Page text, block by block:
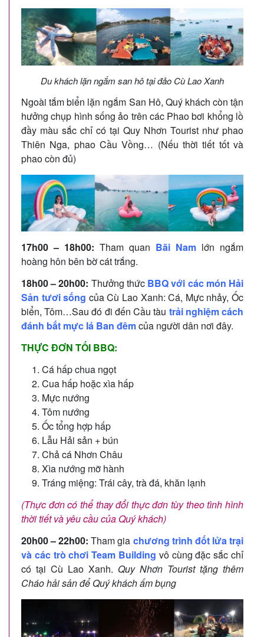
Du khách lặn ngắm san hô tại đảo Cù Lao Xanh
Ngoài tắm biển lặn ngắm San Hô, Quý khách còn tận
hưởng chụp hình sống ảo trên các Phao bơi khổng lồ
đầy màu sắc chỉ có tại Quy Nhơn Tourist như phao
Thiên Nga, phao Cầu Vồng… (Nếu thời tiết tốt và
phao còn đủ)
17h00 – 18h00: Tham quan Bãi Nam lớn ngắm
hoàng hôn bên bờ cát trắng.
18h00 – 20h00: Thưởng thức BBQ với các món Hải
Sản tươi sống của Cù Lao Xanh: Cá, Mực nhảy, Ốc
biển, Tôm…Sau đó đi đến Cầu tàu trải nghiệm cách
đánh bắt mực lá Ban đêmcủa người dân nơi đây.
THỰC ĐƠN TỐI BBQ:
Cá hấp chua ngọt
Cua hấp hoặc xìa hấp
Mực nướng
Tôm nướng
Ốc tổng hợp hấp
Lẫu Hải sản + bún
Chả cá Nhơn Châu
Xìa nướng mỡ hành
Tráng miệng: Trái cây, trà đá, khăn lạnh
(Thực đơn có thể thay đổi thực đơn tùy theo tình hình
thời tiết và yêu cầu của Quý khách)
20h00 – 22h00: Tham gia chương trình đốt lửa trại
và các trò chơi Team Building vô cùng đặc sắc chỉ
có tại Cù Lao Xanh. Quy Nhơn Tourist tặng thêm
Cháo hải sản để Quý khách ấm bụng